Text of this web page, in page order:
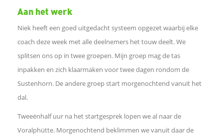
d
e
e
n
Aan het werk
Niek heeft een goed uitgedacht systeem opgezet waarbij elke
coach deze week met alle deelnemers het touw deelt. We
splitsen ons op in twee groepen. Mijn groep mag de tas
inpakken en zich klaarmaken voor twee dagen rondom de
Sustenhorn. De andere groep start morgenochtend vanuit het
dal.
Tweeënhalf uur na het startgesprek lopen we al naar de
Voralphütte. Morgenochtend beklimmen we vanuit daar de